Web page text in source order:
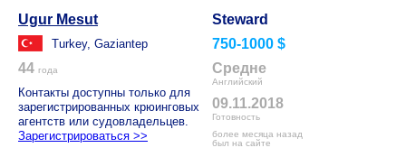
Ugur Mesut
Turkey, Gaziantep
44 года
Контакты доступны только для
зарегистрированных крюинговых
агентств или судовладельцев.
Зарегистрироваться >>
Steward
750-1000 $
Средне
Английский
09.11.2018
Готовность
более месяца назад
был на сайте